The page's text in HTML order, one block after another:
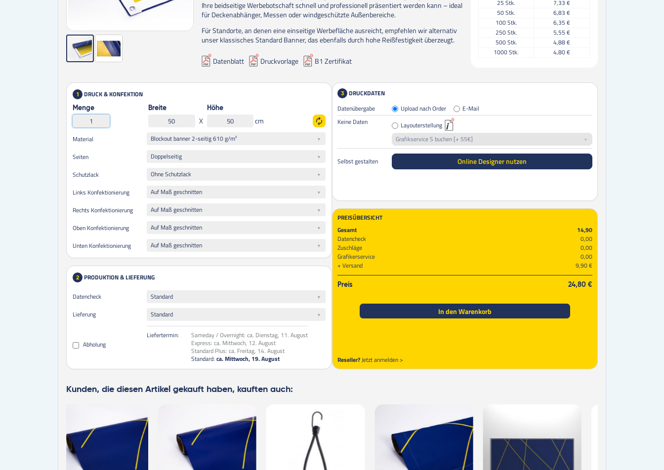
Ihre beidseitige Werbebotschaft schnell und professionell präsentiert werden kann – ideal
für Deckenabhänger, Messen oder windgeschützte Außenbereiche.
Für Standorte, an denen eine einseitige Werbefläche ausreicht, empfehlen wir alternativ
unser klassisches Standard Banner, das ebenfalls durch hohe Reißfestigkeit überzeugt.
25 Stk.
7,33 €
50Stk.
6,83 €
100Stk.
6,35 €
250Stk.
5,55 €
500Stk.
4,88 €
1000Stk. 4,80 €
Datenblatt Druckvorlage B1 Zertifikat
1 DRUCK & KONFEKTION
Menge Breite
X
Höhe
cm
Material
Blockout banner 2-seitig 610 g/m²
Seiten
Doppelseitig
Schutzlack
Ohne Schutzlack
Links Konfektionierung
Auf Maß geschnitten
Rechts Konfektionierung
Auf Maß geschnitten
Oben Konfektionierung
Auf Maß geschnitten
Unten Konfektionierung
Auf Maß geschnitten
2 PRODUKTION & LIEFERUNG
Datencheck
Standard
Lieferung
Standard
Abholung
Liefertermin: Sameday / Overnight: ca. Dienstag, 11. August
Express: ca. Mittwoch, 12. August
Standard Plus: ca. Freitag, 14. August
Standard: ca. Mittwoch, 19. August
3
DRUCKDATEN
Datenübergabe
Upload nach Order
E-Mail
Keine Daten
Layouterstellung
Grafikservice S buchen [+ 55€]
Selbst gestalten Online Designer nutzen
PREISÜBERSICHT
Gesamt
14,90
Datencheck
0,00
Zuschläge
0,00
Grafikerservice
0,00
Versand
9,90 €
Preis 24,80 €
In den Warenkorb
Reseller?Jetzt anmelden >
Kunden, die diesen Artikel gekauft haben, kauften auch: